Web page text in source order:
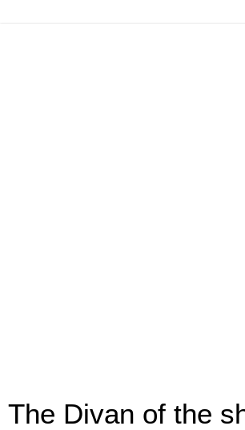
The Divan of the